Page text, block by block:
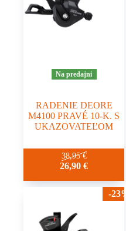
Na predajni
RADENIE DEORE
M4100 PRAVÉ 10-K. S
UKAZOVATEĽOM
38,95€
26,90€
-23%